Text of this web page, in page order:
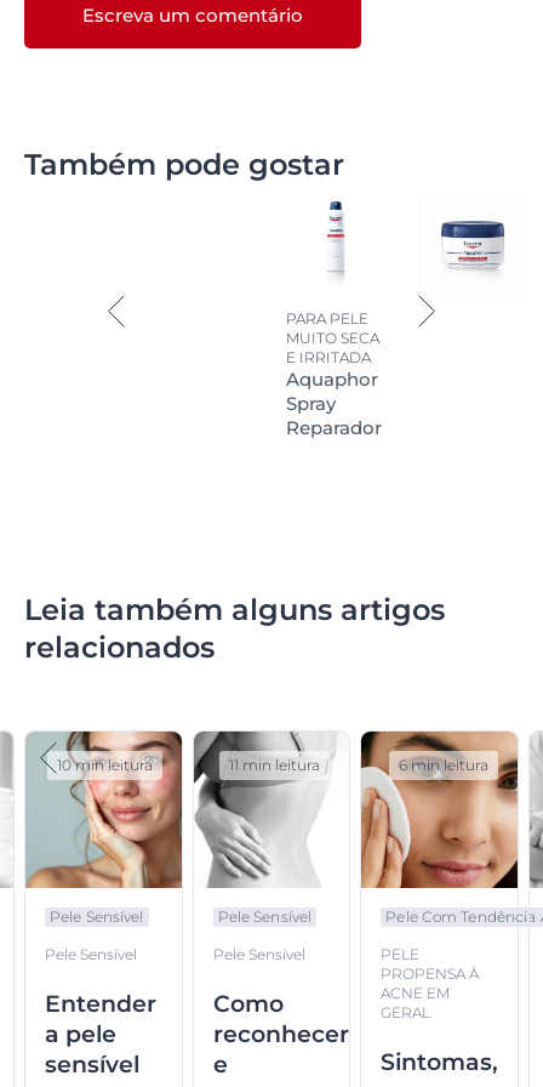
Escreva um comentário
Também pode gostar
PARA PELE
MUITO SECA
E IRRITADA
Aquaphor
Spray
Reparador
Leia também alguns artigos
relacionados
Pele Sensível
Pele Sensível
Entender
a pele
sensível
10 min leitura
Pele Sensível
Pele Sensível
Como
reconhecer
e
11 min leitura
Pele Com Tendência
PELE
PROPENSA À
ACNE EM
GERAL
Sintomas,
6 min leitura